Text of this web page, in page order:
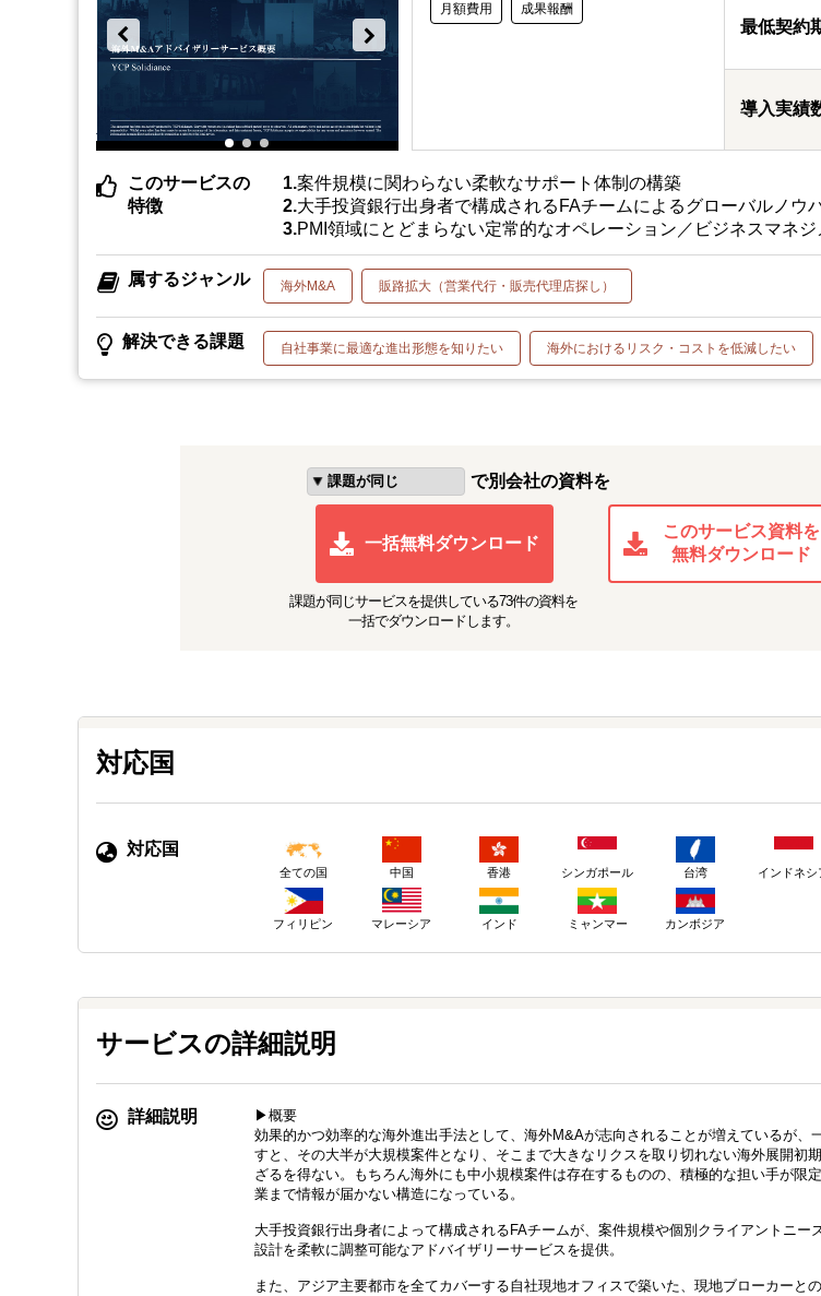
月額費用 成果報酬
最低契約
導入実績
このサービスの
特徴
案件規模に関わらない柔軟なサポート体制の構築
大手投資銀行出身者で構成されるFAチームによるグローバルノウ
PMI領域にとどまらない定常的なオペレーション／ビジネスマネ
属するジャンル 海外M&A 販路拡大（営業代行・販売代理店探し）
解決できる課題 自社事業に最適な進出形態を知りたい 海外におけるリスク・コストを低減したい
で別会社の資料を
一括無料ダウンロード
このサービス資料を
無料ダウンロード
課題が同じサービスを提供している73件の資料を
一括でダウンロードします。
対応国
対応国
全ての国 中国 香港 シンガポール 台湾 インドネシ
フィリピン マレーシア インド ミャンマー カンボジア
サービスの詳細説明
詳細説明
▶概要
効果的かつ効率的な海外進出手法として、海外M&Aが志向されることが増えているが、
すと、その大半が大規模案件となり、そこまで大きなリクスを取り切れない海外展開初
ざるを得ない。もちろん海外にも中小規模案件は存在するものの、積極的な担い手が限
業まで情報が届かない構造になっている。
大手投資銀行出身者によって構成されるFAチームが、案件規模や個別クライアントニー
設計を柔軟に調整可能なアドバイザリーサービスを提供。
また、アジア主要都市を全てカバーする自社現地オフィスで築いた、現地ブローカーと